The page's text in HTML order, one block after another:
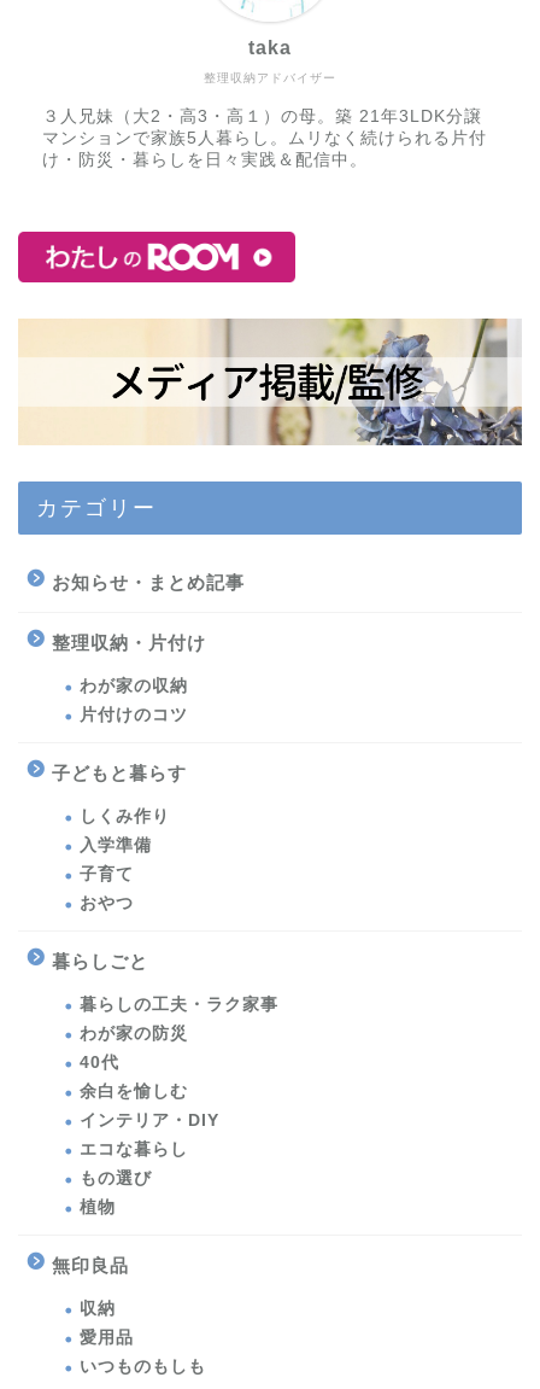
整理収納アドバイザー
taka
３人兄妹（大2・高3・高１）の母。築 21年3LDK分譲
マンションで家族5人暮らし。ムリなく続けられる片付
け・防災・暮らしを日々実践＆配信中。
カテゴリー
お知らせ・まとめ記事
整理収納・片付け
わが家の収納
片付けのコツ
子どもと暮らす
しくみ作り
入学準備
子育て
おやつ
暮らしごと
暮らしの工夫・ラク家事
わが家の防災
40代
余白を愉しむ
インテリア・DIY
エコな暮らし
もの選び
植物
無印良品
収納
愛用品
いつものもしも